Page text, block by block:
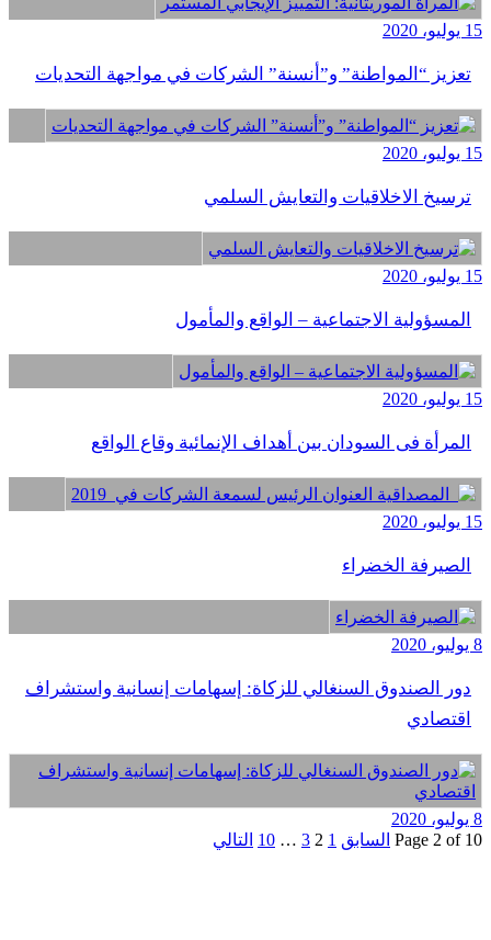
15 يوليو، 2020
تعزيز “المواطنة” و”أنسنة” الشركات في مواجهة التحديات
15 يوليو، 2020
ترسيخ الاخلاقيات والتعايش السلمي
15 يوليو، 2020
المسؤولية الاجتماعية – الواقع والمأمول
15 يوليو، 2020
المرأة فى السودان بين أهداف الإنمائية وقاع الواقع
15 يوليو، 2020
الصيرفة الخضراء
8 يوليو، 2020
دور الصندوق السنغالي للزكاة: إسهامات إنسانية واستشراف
اقتصادي
8 يوليو، 2020
Page 2 of 10
السابق 1
2
3
…
10 التالي